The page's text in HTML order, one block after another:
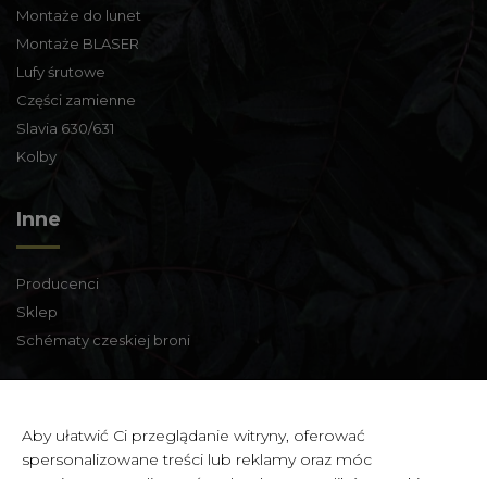
Montaże do lunet
Montaże BLASER
Lufy śrutowe
Części zamienne
Slavia 630/631
Kolby
Inne
Producenci
Sklep
Schématy czeskiej broni
Aby ułatwić Ci przeglądanie witryny, oferować
spersonalizowane treści lub reklamy oraz móc